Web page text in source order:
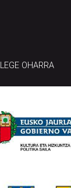
LEGE OHARRA